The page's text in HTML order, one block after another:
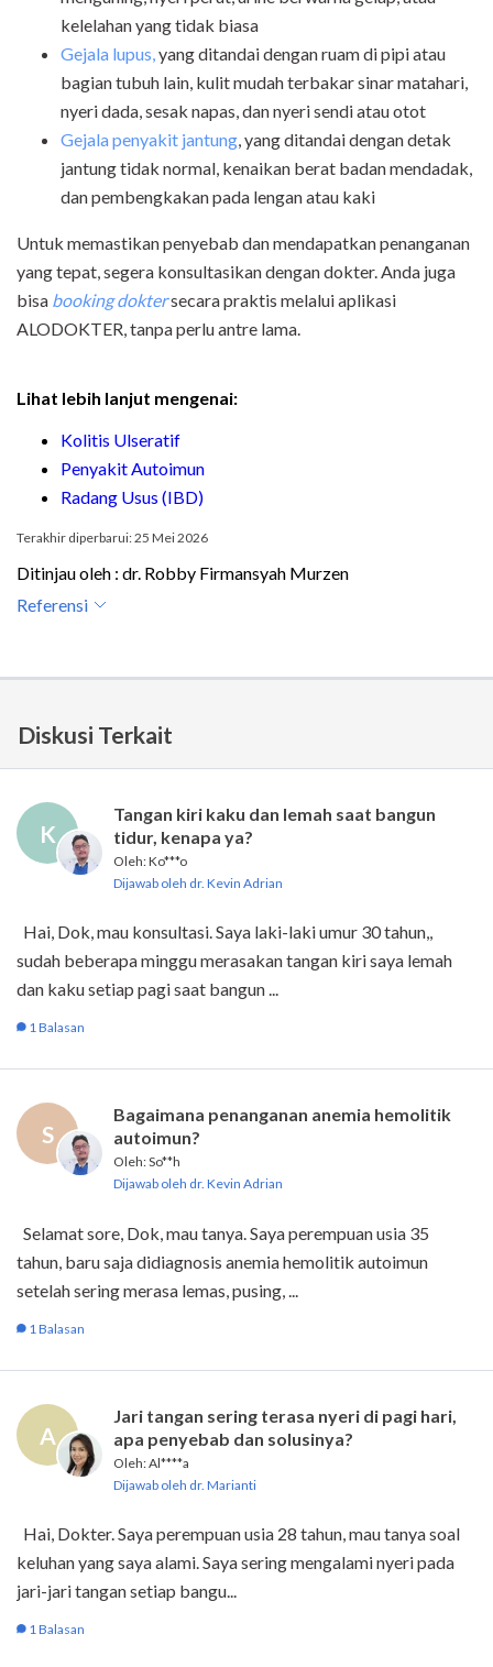
kelelahan yang tidak biasa
Gejala lupus,yang ditandai dengan ruam di pipi atau
bagian tubuh lain, kulit mudah terbakar sinar matahari,
nyeri dada, sesak napas, dan nyeri sendi atau otot
Gejala penyakit jantung, yang ditandai dengan detak
jantung tidak normal, kenaikan berat badan mendadak,
dan pembengkakan pada lengan atau kaki
Untuk memastikan penyebab dan mendapatkan penanganan
yang tepat, segera konsultasikan dengan dokter. Anda juga
bisa booking doktersecara praktis melalui aplikasi
ALODOKTER, tanpa perlu antre lama.
Lihat lebih lanjut mengenai:
Kolitis Ulseratif
Penyakit Autoimun
Radang Usus (IBD)
Terakhir diperbarui: 25 Mei 2026